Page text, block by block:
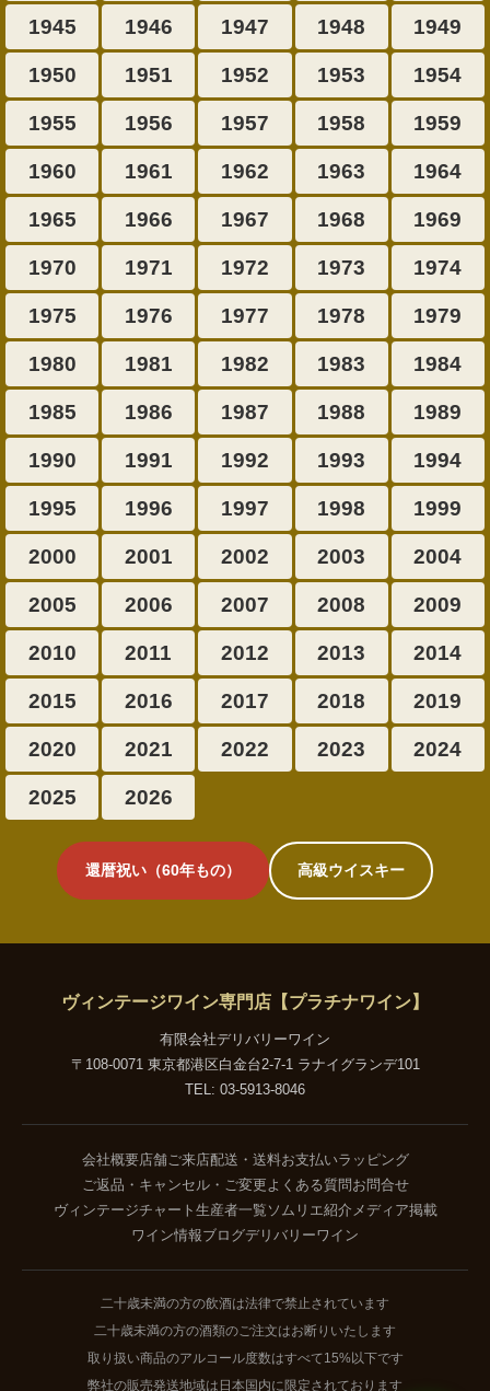
1945 1946 1947 1948 1949
1950 1951 1952 1953 1954
1955 1956 1957 1958 1959
1960 1961 1962 1963 1964
1965 1966 1967 1968 1969
1970 1971 1972 1973 1974
1975 1976 1977 1978 1979
1980 1981 1982 1983 1984
1985 1986 1987 1988 1989
1990 1991 1992 1993 1994
1995 1996 1997 1998 1999
2000 2001 2002 2003 2004
2005 2006 2007 2008 2009
2010 2011 2012 2013 2014
2015 2016 2017 2018 2019
2020 2021 2022 2023 2024
2025 2026
還暦祝い（60年もの） 高級ウイスキー
ヴィンテージワイン専門店【プラチナワイン】
有限会社デリバリーワイン
〒108-0071 東京都港区白金台2-7-1 ラナイグランデ101
TEL: 03-5913-8046
会社概要店舗ご来店配送・送料お支払いラッピング
ご返品・キャンセル・ご変更 よくある質問お問合せ
ヴィンテージチャート 生産者一覧 ソムリエ紹介 メディア掲載
ワイン情報ブログデリバリーワイン
二十歳未満の方の飲酒は法律で禁止されています
二十歳未満の方の酒類のご注文はお断りいたします
取り扱い商品のアルコール度数はすべて15%以下です
弊社の販売発送地域は日本国内に限定されております